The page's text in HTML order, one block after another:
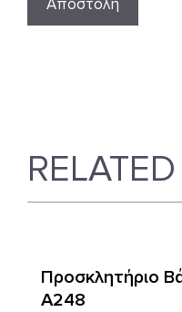
Προσκλητήριο
Α248